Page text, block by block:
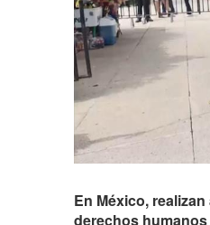
En México,
derechos